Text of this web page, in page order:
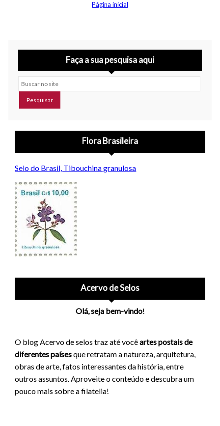
Página inicial
Faça a sua pesquisa aqui
Buscar no site
Flora Brasileira
Selo do Brasil, Tibouchina granulosa
Acervo de Selos
Olá, seja bem-vindo!
O blog Acervo de selos traz até vocêartes postais de
diferentes paísesque retratam a natureza, arquitetura,
obras de arte, fatos interessantes da história, entre
outros assuntos. Aproveite o conteúdo e descubra um
pouco mais sobre a filatelia!